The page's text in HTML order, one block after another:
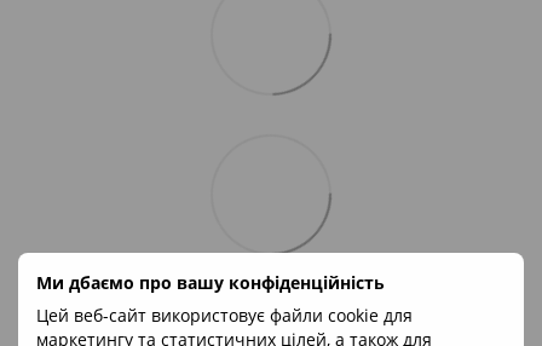
Ми дбаємо про вашу конфіденційність
Цей веб-сайт використовує файли cookie для
маркетингу та статистичних цілей, а також для
Відгуки 4